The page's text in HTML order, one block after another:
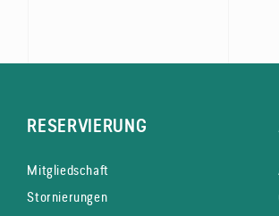
RESERVIERUNG
Mitgliedschaft
Stornierungen